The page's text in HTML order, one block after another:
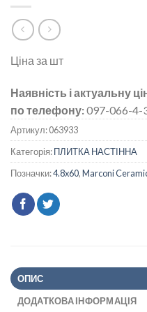
Ціна за шт
Наявність і актуальну
по телефону:097-066-4-
Артикул:063933
Категорія:ПЛИТКА НАСТІННА
Позначки:4.8x60,Marconi
ОПИС
ДОДАТКОВА ІНФОРМАЦІЯ